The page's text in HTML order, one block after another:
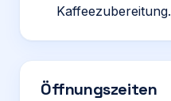
Kaffeezubereitung.
Öffnungszeiten